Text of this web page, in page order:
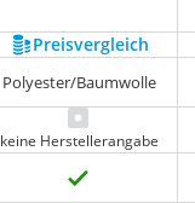
Preis­vergleich
Polyester/Baumwolle
keine Herstellerangabe